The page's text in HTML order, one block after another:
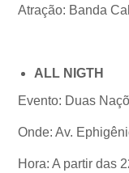
Atração: Banda
ALL NIGTH
Evento: Duas
Onde: Av.
Hora: A partir das